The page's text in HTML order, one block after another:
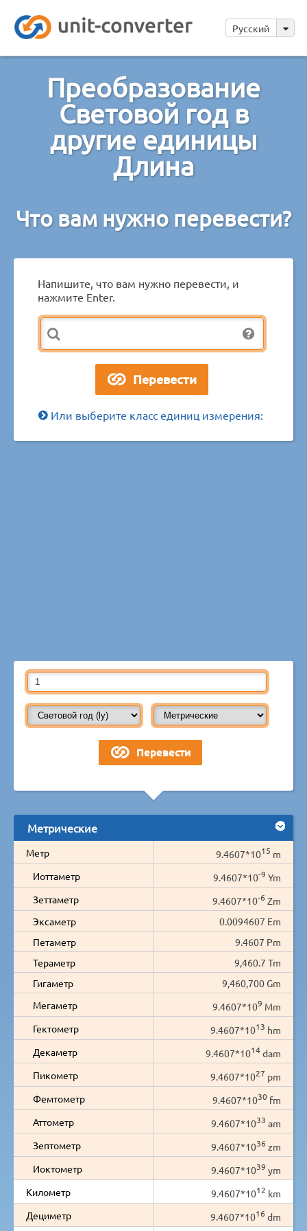
Русский
Преобразование
Световой год в
другие единицы
Длина
Что вам нужно перевести?
Напишите, что вам нужно перевести, и
нажмите Enter.
Или выберите класс единиц измерения:
Метрические
Метр 9.4607*1015 m
Иоттаметр
9.4607*10-9 Ym
Зеттаметр
9.4607*10-6 Zm
Эксаметр
0.0094607 Em
Петаметр
9.4607 Pm
Тераметр
9,460.7 Tm
Гигаметр
9,460,700 Gm
Мегаметр
9.4607*109 Mm
Гектометр
9.4607*1013 hm
Декаметр
9.4607*1014dam
Пикометр
9.4607*1027 pm
Фемтометр
9.4607*1030 fm
Аттометр
9.4607*1033 am
Зептометр
9.4607*1036 zm
Иоктометр
9.4607*1039 ym
Километр
9.4607*1012 km
Дециметр
9.4607*1016 dm